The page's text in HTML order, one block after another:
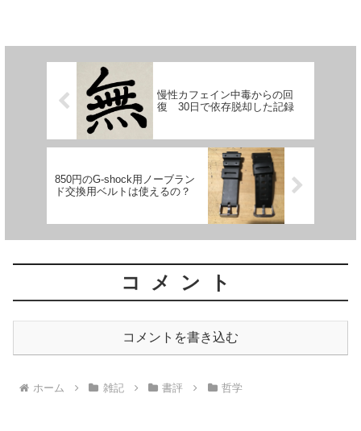
慢性カフェイン中毒からの回
復 30日で依存脱却した記録
850円のG-shock用ノーブラン
ド交換用ベルトは使えるの？
コメント
コメントを書き込む
ホーム 雑記 書評 哲学